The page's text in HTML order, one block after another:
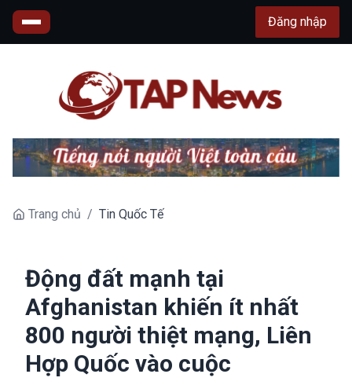
Đăng nhập
Trang chủ / Tin Quốc Tế
Động đất mạnh tại
Afghanistan khiến ít nhất
800 người thiệt mạng, Liên
Hợp Quốc vào cuộc